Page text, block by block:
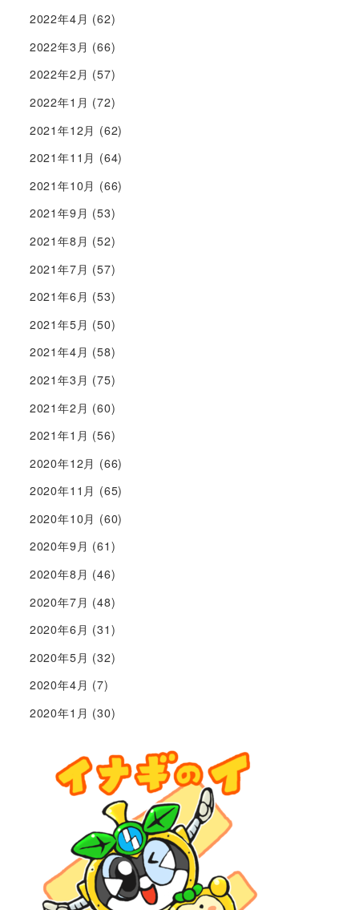
2022年4月 (62)
2022年3月 (66)
2022年2月 (57)
2022年1月 (72)
2021年12月 (62)
2021年11月 (64)
2021年10月 (66)
2021年9月 (53)
2021年8月 (52)
2021年7月 (57)
2021年6月 (53)
2021年5月 (50)
2021年4月 (58)
2021年3月 (75)
2021年2月 (60)
2021年1月 (56)
2020年12月 (66)
2020年11月 (65)
2020年10月 (60)
2020年9月 (61)
2020年8月 (46)
2020年7月 (48)
2020年6月 (31)
2020年5月 (32)
2020年4月 (7)
2020年1月 (30)